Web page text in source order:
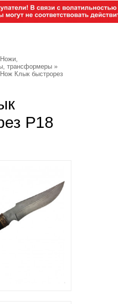
Ножи,
трансформеры »
Клык быстрорез
Р18